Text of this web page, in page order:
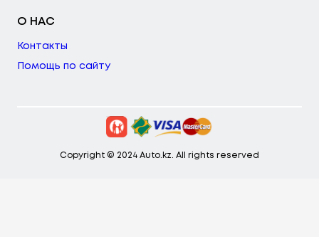
О НАС
Контакты
Помощь по сайту
Copyright © 2024 Auto.kz. All rights reserved